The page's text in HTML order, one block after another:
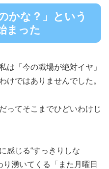
かな？」という
まった
は「今の職場が絶対イヤ」
けではありませんでした。
ってそこまでひどいわけじ
感じる“すっきりしな
り湧いてくる「また月曜日